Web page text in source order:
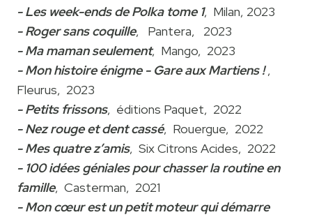
- Les week-ends de Polka tome 1, Milan, 2023
- Roger sans coquille, Pantera, 2023
- Ma maman seulement, Mango, 2023
- Mon histoire énigme - Gare aux Martiens !,
Fleurus, 2023
- Petits frissons, éditions Paquet, 2022
- Nez rouge et dent cassé, Rouergue, 2022
- Mes quatre z’amis, Six Citrons Acides, 2022
- 100 idées géniales pour chasser la routine en
famille, Casterman, 2021
- Mon cœur est un petit moteur qui démarre